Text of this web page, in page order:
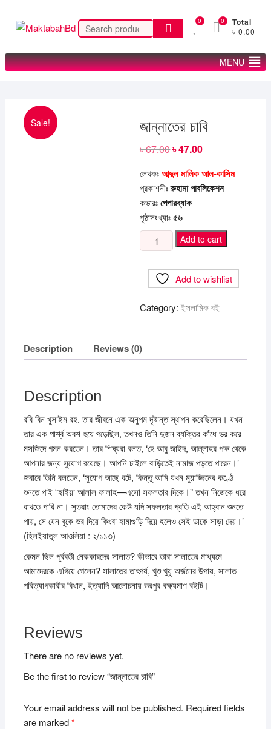
content
Search
for:
0 Total
৳ 0.00
0
MENU
Sale! জান্নাতের চাবি
৳67.00Original
was:
৳ 67.00.
৳47.00Current
৳ 47.00.
লেখকঃআব্দুল মালিক আল-কাসিম
প্রকাশনীঃরুহামা পাবলিকেশন
কভারঃপেপারব্যাক
পৃষ্ঠাসংখ্যাঃ৫৬
জান্নাতের
চাবি
Add to cart
Add to wishlist
Category:ইসলামিক বই
Description Reviews (0)
Description
রবি বিন খুসাইম রহ. তার জীবনে এক অনুপম দৃষ্টান্ত স্থাপন করেছিলেন। যখন
তার এক পার্শ্ব অবশ হয়ে পড়েছিল, তখনও তিনি দুজন ব্যক্তির কাঁধে ভর করে
মসজিদে গমন করতেন। তার শিষ্যরা বলত, ‘হে আবু জাইদ, আল্লাহর পক্ষ থেকে
আপনার জন্য সুযোগ রয়েছে। আপনি চাইলে বাড়িতেই নামাজ পড়তে পারেন।’
জবাবে তিনি বলতেন, ‘সুযোগ আছে বটে, কিন্তু আমি যখন মুয়াজ্জিনের কণ্ঠে
শুনতে পাই “হাইয়া আলাল ফালাহ—এসো সফলতার দিকে।” তখন নিজেকে ধরে
রাখতে পারি না। সুতরাং তোমাদের কেউ যদি সফলতার প্রতি এই আহ্বান শুনতে
পায়, সে যেন বুকে ভর দিয়ে কিংবা হামাগুড়ি দিয়ে হলেও সেই ডাকে সাড়া দেয়।’
(হিলইয়াতুল আওলিয়া : ২/১১৩)
কেমন ছিল পূর্ববর্তী নেককারদের সালাত? কীভাবে তারা সালাতের মাধ্যমে
আমাদেরকে এগিয়ে গেলেন? সালাতের তাৎপর্য, খুশু খুযু অর্জনের উপায়, সালাত
পরিত্যাগকারীর বিধান, ইত্যাদি আলোচনায় ভরপুর বক্ষ্যমাণ বইটি।
Reviews
There are no reviews yet.
Be the first to review “জান্নাতের চাবি”
Your email address will not be published. Required fields
are marked*